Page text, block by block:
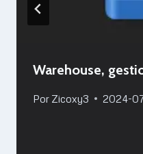
Warehouse,
Por Zicoxy3 2024-